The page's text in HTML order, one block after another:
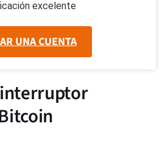
excelente
UNA CUENTA